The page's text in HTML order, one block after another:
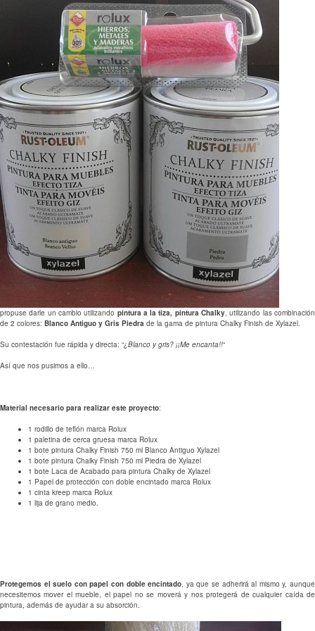
propuse darle un cambio utilizando pintura a la tiza, pintura Chalky, utilizando las combinación
de 2 colores: Blanco Antiguo y Gris Piedra de la gama de pintura Chalky Finish de Xylazel.
Su contestación fue rápida y directa: “¿Blanco y gris? ¡¡Me encanta!!“
Así que nos pusimos a ello…
Material necesario para realizar este proyecto:
1 rodillo de teflón marca Rolux
1 paletina de cerca gruesa marca Rolux
1 bote pintura Chalky Finish 750 ml Blanco Antiguo Xylazel
1 bote pintura Chalky Finish 750 ml Piedra de Xylazel
1 bote Laca de Acabado para pintura Chalky de Xylazel
1 Papel de protección con doble encintado marca Rolux
1 cinta kreep marca Rolux
1 lija de grano medio.
Protegemos el suelo con papel con doble encintado, ya que se adherirá al mismo y, aunque
necesitemos mover el mueble, el papel no se moverá y nos protegerá de cualquier caída de
pintura, además de ayudar a su absorción.